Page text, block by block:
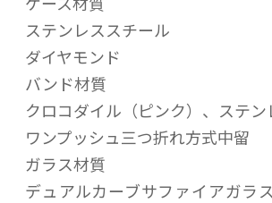
ステンレススチール
ダイヤモンド
バンド材質
クロコダイル（ピンク）、ステ
ワンプッシュ三つ折れ方式中留
ガラス材質
デュアルカーブサファイアガラ